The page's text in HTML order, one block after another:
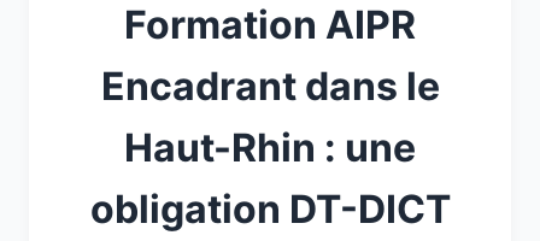
Formation AIPR
Encadrant dans le
Haut-Rhin : une
obligation DT-DICT